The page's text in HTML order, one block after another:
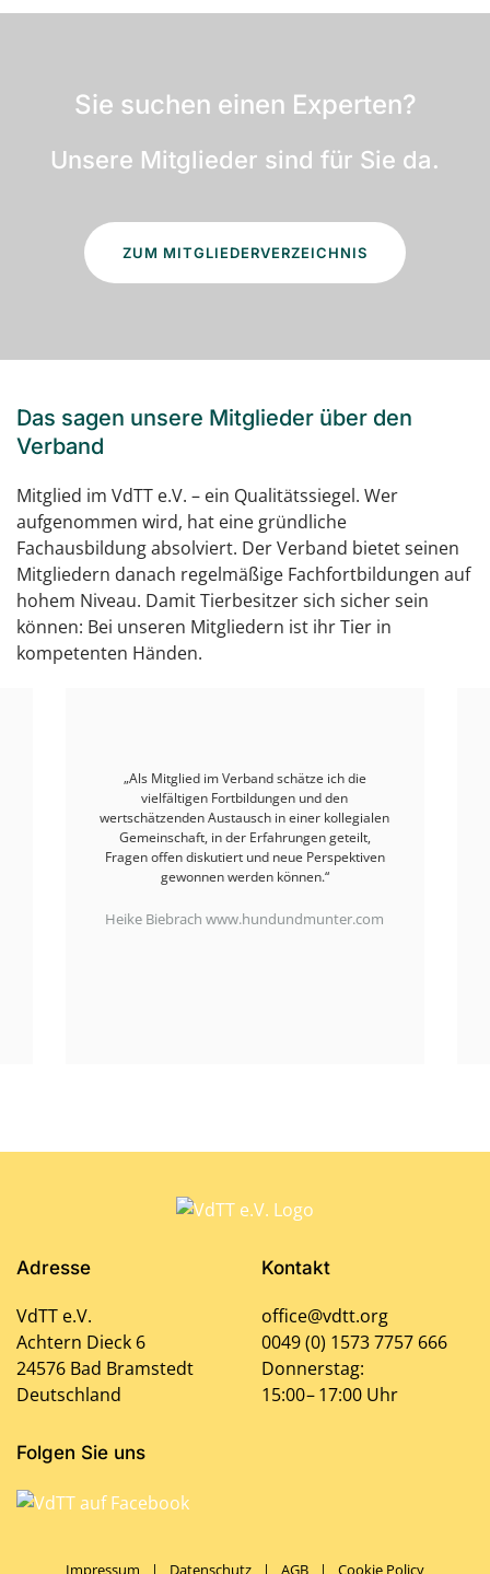
Sie suchen einen Experten?
Unsere Mitglieder sind für Sie da.
ZUM MITGLIEDERVERZEICHNIS
Das sagen unsere Mitglieder über den
Verband
Mitglied im VdTT e.V. – ein Qualitätssiegel. Wer
aufgenommen wird, hat eine gründliche
Fachausbildung absolviert. Der Verband bietet seinen
Mitgliedern danach regelmäßige Fachfortbildungen auf
hohem Niveau. Damit Tierbesitzer sich sicher sein
können: Bei unseren Mitgliedern ist ihr Tier in
kompetenten Händen.
„In Tierheilberufen ist ein Berufsverband mit
klaren ethischen und fachlichen Werten ein
Dozentin führe ich Fachgespräche mit neuen
Adresse
VdTT e.V.
Achtern Dieck 6
24576 Bad Bramstedt
Deutschland
Kontakt
office@vdtt.org
0049 (0) 1573 7757 666
Donnerstag:
15:00 – 17:00 Uhr
Folgen Sie uns
Impressum | Datenschutz | AGB | Cookie Policy